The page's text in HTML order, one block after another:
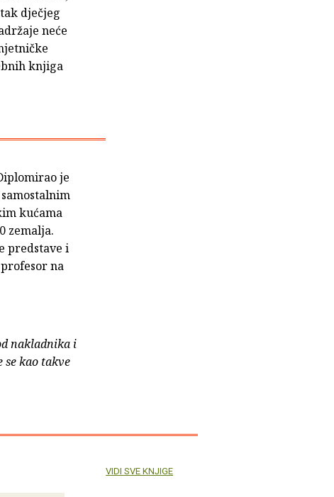
dječjeg
neće
knjiga
je
kućama
zemalja.
predstave i
na
nakladnika i
kao takve
VIDI SVE KNJIGE